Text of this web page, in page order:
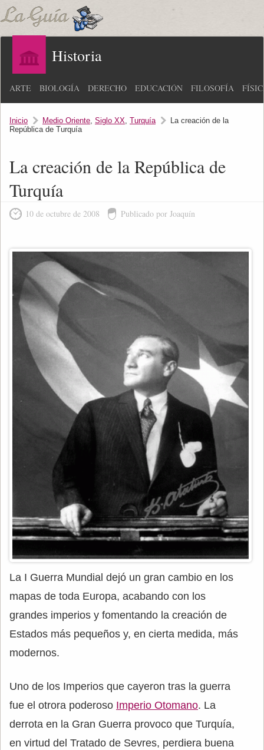
Historia
ARTE BIOLOGÍA DERECHO EDUCACIÓN FILOSOFÍA
Inicio Medio Oriente, Siglo XX, Turquía
La creación de la
República de Turquía
La creación de la República de
Turquía
10 de octubre de 2008 Publicado por Joaquín
La I Guerra Mundial dejó un gran cambio en los
mapas de toda Europa, acabando con los
grandes imperios y fomentando la creación de
Estados más pequeños y, en cierta medida, más
modernos.
Uno de los Imperios que cayeron tras la guerra
fue el otrora poderoso Imperio Otomano. La
derrota en la Gran Guerra provoco que Turquía,
en virtud del Tratado de Sevres, perdiera buena